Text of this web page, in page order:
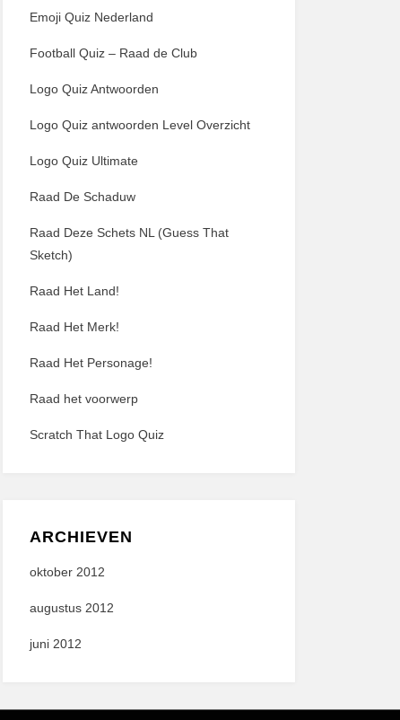
Emoji Quiz Nederland
Football Quiz – Raad de Club
Logo Quiz Antwoorden
Logo Quiz antwoorden Level Overzicht
Logo Quiz Ultimate
Raad De Schaduw
Raad Deze Schets NL (Guess That
Sketch)
Raad Het Land!
Raad Het Merk!
Raad Het Personage!
Raad het voorwerp
Scratch That Logo Quiz
ARCHIEVEN
oktober 2012
augustus 2012
juni 2012